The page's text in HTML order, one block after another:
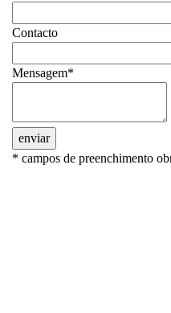
Contacto
Mensagem*
enviar
* campos de preenchimento